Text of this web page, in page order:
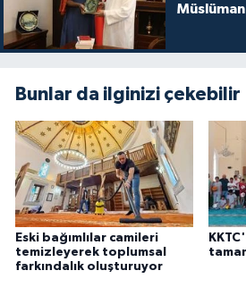
Bunlar da ilginizi çekebilir
Eski bağımlılar camileri
temizleyerek toplumsal
farkındalık oluşturuyor
Kastamonu Müftülüğü
Kayseri Müftülüğü
Kilis Müftülüğü
Kırıkkale Müftülüğü
Kırklareli Müftülüğü
Kırşehir Müftülüğü